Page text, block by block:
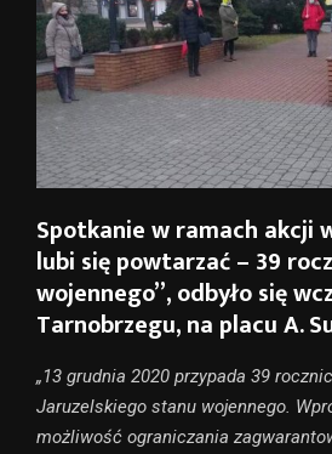
Spotkanie w ramach akcji
lubi się powtarzać – 39
wojennego”, odbyło się
Tarnobrzegu, na placu A.
„13 grudnia 2020 przypada 39
Jaruzelskiego stanu wojennego.
możliwość ograniczania